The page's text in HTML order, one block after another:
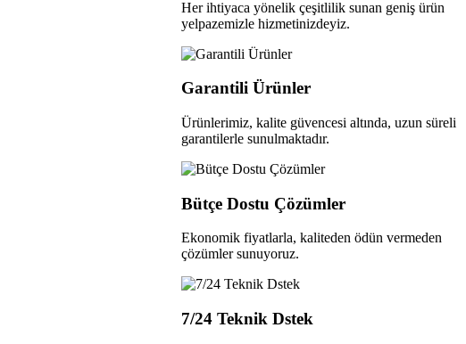
Her ihtiyaca yönelik çeşitlilik sunan geniş ürün
yelpazemizle hizmetinizdeyiz.
Garantili Ürünler
Ürünlerimiz, kalite güvencesi altında, uzun süreli
garantilerle sunulmaktadır.
Bütçe Dostu Çözümler
Ekonomik fiyatlarla, kaliteden ödün vermeden
çözümler sunuyoruz.
7/24 Teknik Dstek